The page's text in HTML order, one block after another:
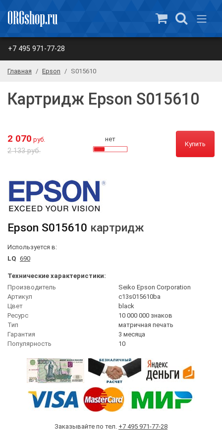
+7 495 971-77-28
Главная Epson S015610
Картридж Epson S015610
2 070 руб.
2 133 руб.
нет
Купить
Epson S015610 картридж
Используется в:
LQ 690
Технические характеристики:
Производитель
Seiko Epson Corporation
Артикул
c13s015610ba
Цвет
black
Ресурс
10 000 000 знаков
Тип
матричная печать
Гарантия
3 месяца
Популярность
10
Заказывайте по тел. +7 495 971-77-28